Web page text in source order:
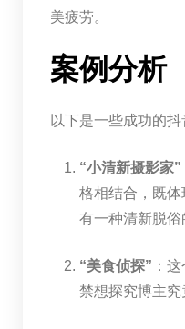
美疲劳。
案例分析
以下是一些成功的
“小清新摄影家”
格相结合，既
有一种清新脱俗
“美食侦探” ：
禁想探究博主究